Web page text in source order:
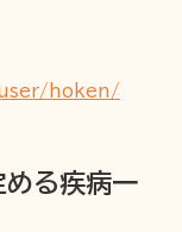
hoken/
める疾病一